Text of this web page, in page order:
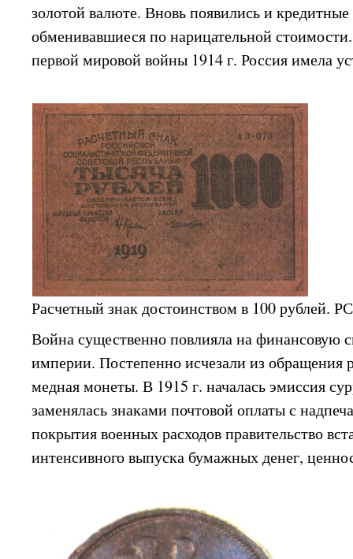
золотой валюте. Вновь появились и
обменивавшиеся по нарицательной стоимости.
первой мировой войны 1914 г. Россия имела
Расчетный знак достоинством в 100 рублей.
Война существенно повлияла на финансовую
империи. Постепенно исчезали из обращения
медная монеты. В 1915 г. началась эмиссия
заменялась знаками почтовой оплаты с
покрытия военных расходов правительство
интенсивного выпуска бумажных денег,